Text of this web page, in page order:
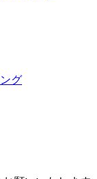
グ